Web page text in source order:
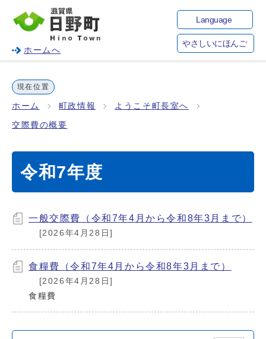
ホームへ
Language
やさしいにほんご
現在位置
ホーム 町政情報 ようこそ町長室へ
交際費の概要
令和7年度
一般交際費（令和7年4月から令和8年3月まで）
[2026年4月28日]
食糧費（令和7年4月から令和8年3月まで）
[2026年4月28日]
食糧費